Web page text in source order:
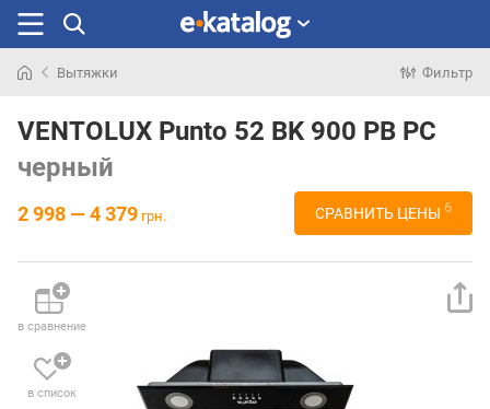
раньше
Вытяжки Фильтр
VENTOLUX Punto 52 BK 900 PB PC
черный
2 998 — 4 379 грн. СРАВНИТЬ ЦЕНЫ 6
в сравнение
в список